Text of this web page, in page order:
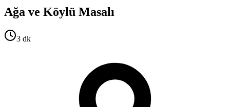
Ağa ve Köylü Masalı
3 dk